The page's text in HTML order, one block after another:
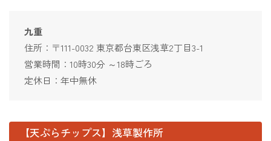
九重
住所：〒111-0032 東京都台東区浅草2丁目3-1
営業時間：10時30分 ～18時ごろ
定休日：年中無休
【天ぷらチップス】浅草製作所